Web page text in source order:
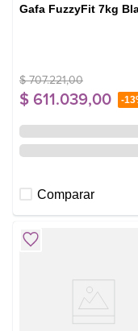
Gafa FuzzyFit 7kg
$ 707.221,00
$ 611 .039,00 -
Comparar